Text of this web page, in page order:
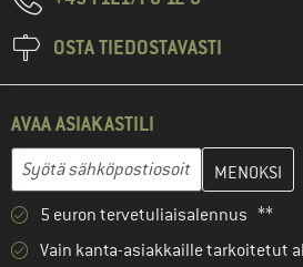
OSTA TIEDOSTAVASTI
AVAA ASIAKASTILI
Sähköpostiosoite
Anna sähköpostiosoitteesi ja luo
5 euron tervetuliaisalennus **
Vain kanta-asiakkaille tarkoitetut